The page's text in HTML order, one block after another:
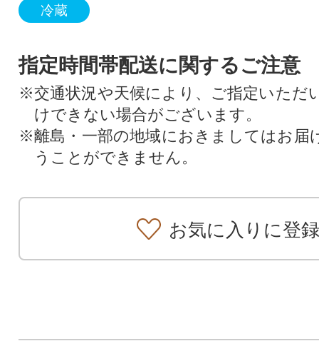
冷蔵
指定時間帯配送に関するご注意
※交通状況や天候により、ご指定いただ
けできない場合がございます。
※離島・一部の地域におきましてはお届
うことができません。
お気に入りに登録